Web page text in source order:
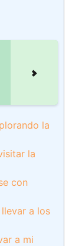
la
la
con
a los
a mi